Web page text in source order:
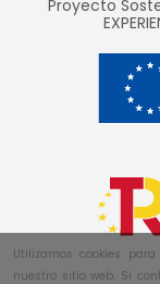
Proyecto
Utilizamos cookies
nuestro sitio web. Si